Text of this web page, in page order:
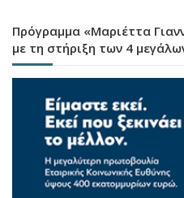
Πρόγραμμα «Μαριέττα
με τη στήριξη των 4